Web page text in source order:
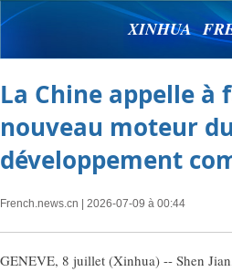
XINHUA
La Chine appelle à
nouveau moteur du
développement
French.news.cn | 2026-07-09 à 00:44
GENEVE, 8 juillet (Xinhua) -- Shen